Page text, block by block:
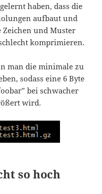
haben, dass die
aufbaut und
und Muster
komprimieren.
man die minimale zu
sodass eine 6 Byte
bei schwacher
wird.
so hoch